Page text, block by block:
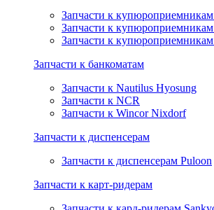
Запчасти к купюроприемникам
Запчасти к
Запчасти к
Запчасти к банкоматам
Запчасти к Nautilus Hyosung
Запчасти к NCR
Запчасти к Wincor Nixdorf
Запчасти к диспенсерам
Запчасти к диспенсерам Puloon
Запчасти к карт-ридерам